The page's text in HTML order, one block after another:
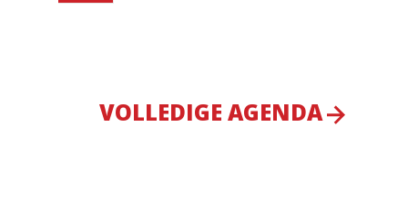
VOLLEDIGE AGENDA